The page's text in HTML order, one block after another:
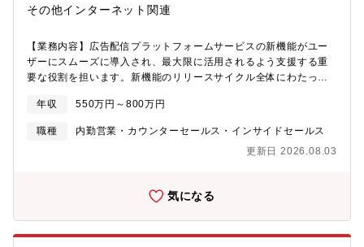
月には、国内企業としても一早く「AIエージェント*」をローンチ
ります。当社はAI市場のトップランカーであると自負しておりま
す。
の改善に繋げることができます。３つ目は、食品リテイル企業
高速性を追求し、小売業様の業務に寄り添った分析画面を取り揃
えており、これまでにないBIシステムを開発しております。小売
業様のMD業務や店舗運営業務だけでなく、食品ロスの問題などの
社会問題も、AIと独自の技術で解決する事を目指しています。
ティング活動をワンストップで支えるソリューションをご提案し
ています。【ポジションの魅力】■大手小売がすでにクライアント
や顧客への提供価値最大化に向き合える環境であること■第3者的
境】■業務改善のための新しい提言を歓迎する社風です。主体的に
動くことで、幅広い業務経験を積むことができます。■在宅勤務や
その他インターネット関連
【業務内容】広告配信プラットフォームサービスの新機能がユー
ザーにスムーズに導入され、最大限に活用されるよう支援する重
要な役割を担います。新機能のリリースサイクル全体にわたっ
し、ユーザーエンゲージメントとプロダクトの定着化に貢献して
いただきます。■オンボーディング戦略の策定と実行・新機能リリ
ースごとに、ターゲットユーザー層に合わせた効果的なオンボー
ディング戦略を立案します。・戦略に基づき、チュートリアル、
ディングプロセスの改善提案と実行を行います。■プロダクト開発
に連携し、ユーザー視点でのフィードバックを提供します。・新
年収 550万円～800万円
職種
内勤営業・カウンターセールス・インサイドセールス
更新日 2026.08.03
気になる